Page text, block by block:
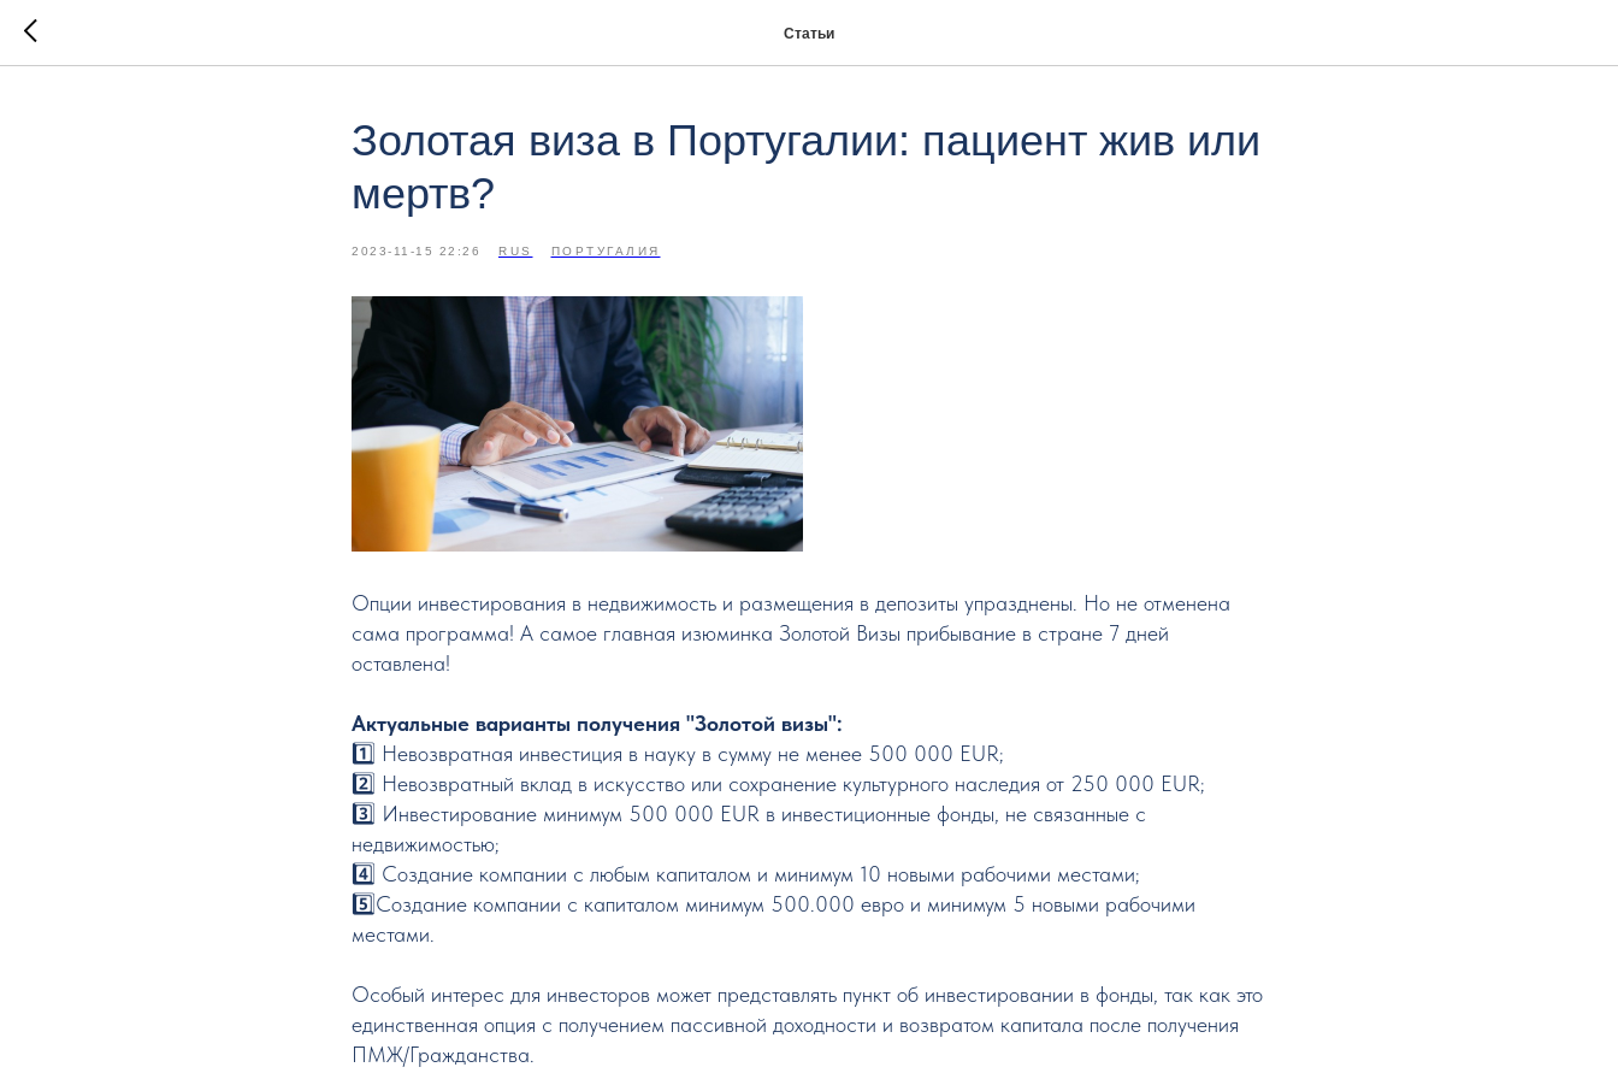
Статьи
Золотая виза в Португалии: пациент жив или
мертв?
2023-11-15 22:26 RUS ПОРТУГАЛИЯ
Опции инвестирования в недвижимость и размещения в депозиты упразднены. Но не отменена
сама программа! А самое главная изюминка Золотой Визы прибывание в стране 7 дней
оставлена!
Актуальные варианты получения "Золотой визы":
1️⃣ Невозвратная инвестиция в науку в сумму не менее 500 000 EUR;
2️⃣ Невозвратный вклад в искусство или сохранение культурного наследия от 250 000 EUR;
3️⃣ Инвестирование минимум 500 000 EUR в инвестиционные фонды, не связанные с
недвижимостью;
4️⃣ Создание компании с любым капиталом и минимум 10 новыми рабочими местами;
5️⃣Создание компании с капиталом минимум 500.000 евро и минимум 5 новыми рабочими
местами.
Особый интерес для инвесторов может представлять пункт об инвестировании в фонды, так как это
единственная опция с получением пассивной доходности и возвратом капитала после получения
ПМЖ/Гражданства.